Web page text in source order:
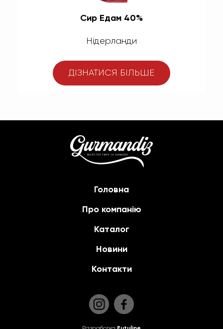
Сир Едам 40%
Нідерланди
ДІЗНАТИСЯ БІЛЬШЕ
Головна
Про компанію
Каталог
Новини
Контакти